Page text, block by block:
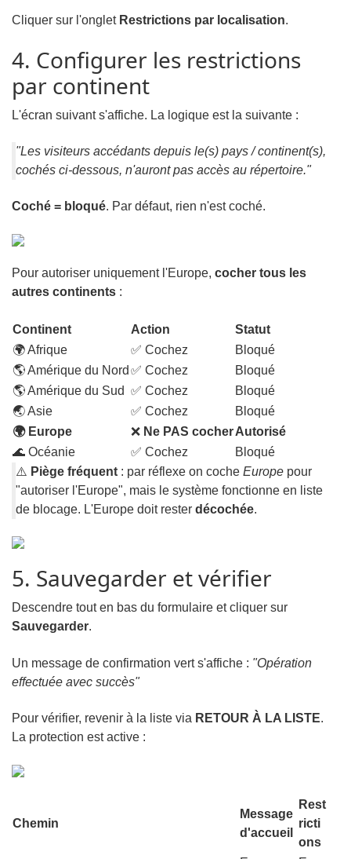
Cliquer sur l'onglet Restrictions par localisation.
4. Configurer les restrictions
par continent
L'écran suivant s'affiche. La logique est la suivante :
"Les visiteurs accédants depuis le(s) pays / continent(s),
cochés ci-dessous, n'auront pas accès au répertoire."
Coché = bloqué. Par défaut, rien n'est coché.
Pour autoriser uniquement l'Europe, cocher tous les
autres continents :
Continent Action
Statut
🌍 Afrique
✅ Cochez
Bloqué
🌎 Amérique du Nord ✅ Cochez
Bloqué
🌎 Amérique du Sud ✅ Cochez
Bloqué
🌏 Asie
✅ Cochez
Bloqué
🌍 Europe
❌ Ne PAS cocherAutorisé
🌊 Océanie
✅ Cochez
Bloqué
⚠️ Piège fréquent : par réflexe on coche Europe pour
"autoriser l'Europe", mais le système fonctionne en liste
de blocage. L'Europe doit rester décochée.
5. Sauvegarder et vérifier
Descendre tout en bas du formulaire et cliquer sur
Sauvegarder.
Un message de confirmation vert s'affiche : "Opération
effectuée avec succès"
Pour vérifier, revenir à la liste via RETOUR À LA LISTE.
La protection est active :
Chemin
Message
d'accueil
Rest
ricti
ons